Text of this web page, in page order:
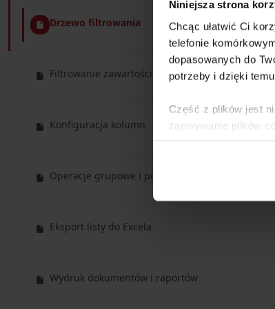
Niniejsza strona
Chcąc ułatwić Ci
telefonie
dopasowanych do
potrzeby i dzięki
Część z plików jest
zapisywanie plików
lub po wybraniu opcji
Drzewo filtrowania
Filtrowanie zawartości
Konfiguracja kolumn
Operacje grupowe i pop-up menu
Eksport listy do Excela
Wydruk dokumentów i raportów